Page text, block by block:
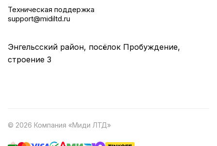
Техническая поддержка
support@midiltd.ru
Энгельсский район, посёлок Пробуждение,
строение 3
© 2026 Компания «Миди ЛТД»